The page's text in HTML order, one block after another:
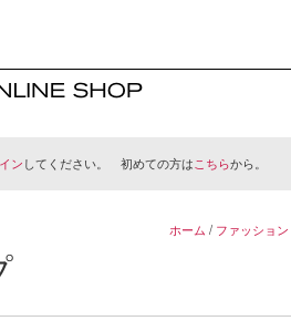
ンしてください。 初めての方はこちらから。
ホーム / ファッション